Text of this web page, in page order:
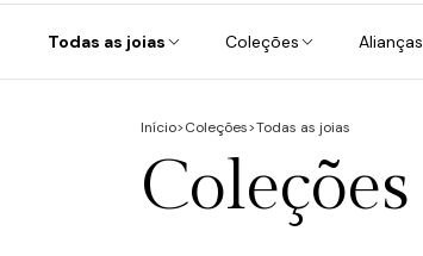
Todas as joias Coleções Alianças
Início>Coleções>Todas as joias
Coleções